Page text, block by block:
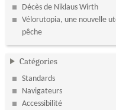
Décès de Niklaus Wirth
Vélorutopia, une nouvelle
pêche
Catégories
Standards
Navigateurs
Accessibilité